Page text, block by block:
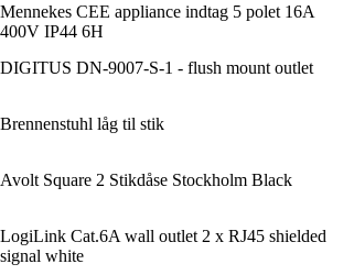
Mennekes CEE appliance indtag 5 polet 16A
400V IP44 6H
DIGITUS DN-9007-S-1 - flush mount outlet
Brennenstuhl låg til stik
Avolt Square 2 Stikdåse Stockholm Black
LogiLink Cat.6A wall outlet 2 x RJ45 shielded
signal white